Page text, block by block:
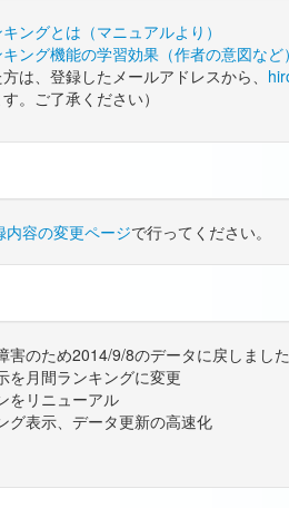
ングとは（マニュアルより）
ング機能の学習効果（作者の意図など
は、登録したメールアドレスから、
。ご了承ください）
内容の変更ページで行ってください。
害のため2014/9/8のデータに戻しまし
を月間ランキングに変更
をリニューアル
グ表示、データ更新の高速化